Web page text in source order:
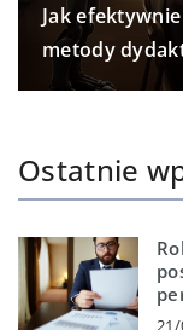
Jak
metody
Ostatnie